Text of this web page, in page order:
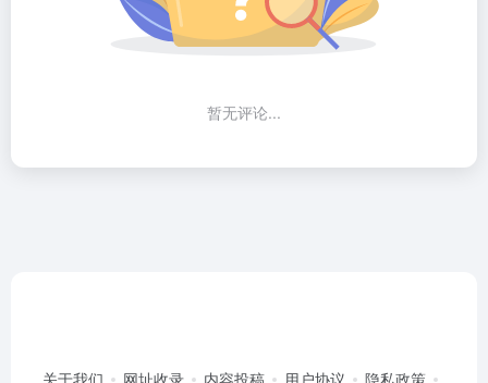
暂无评论...
关于我们 网址收录 内容投稿 用户协议 隐私政策